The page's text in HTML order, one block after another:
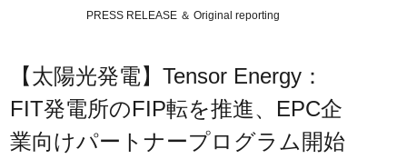
PRESS RELEASE ＆ Original reporting
【太陽光発電】Tensor Energy：
FIT発電所のFIP転を推進、EPC企
業向けパートナープログラム開始